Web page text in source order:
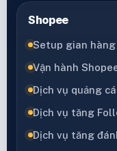
Shopee
Setup gian hàng
Vận hành
Dịch vụ quảng
Dịch vụ tăng
Dịch vụ tăng